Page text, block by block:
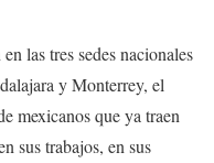
las tres sedes nacionales
y Monterrey, el
mexicanos que ya traen
sus trabajos, en sus